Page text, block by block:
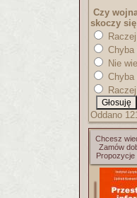
Czy
skoczy
Chyba
Nie
Chyba
Oddano
Chcesz
Zamów
Propozycje